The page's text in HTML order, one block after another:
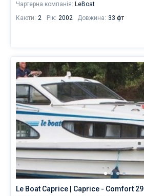
Чартерна компанія: LeBoat
Каюти: 2 Рік: 2002 Довжина: 33 фт
Le Boat Caprice | Caprice - Comfort 29